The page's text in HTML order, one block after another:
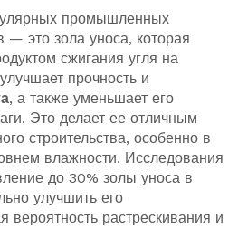
промышленных
— это зола уноса, которая
сжигания угля на
прочность и
, а также уменьшает его
Это делает ее отличным
строительства, особенно в
влажности. Исследования
до 30% золы уноса в
улучшить его
вероятность растрескивания и